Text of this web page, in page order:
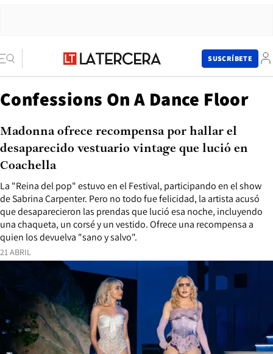
SUSCRÍBETE
Confessions On A Dance Floor
21 ABRIL
La "Reina del pop" estuvo en el Festival, participando en el show
de Sabrina Carpenter. Pero no todo fue felicidad, la artista acusó
que desaparecieron las prendas que lució esa noche, incluyendo
una chaqueta, un corsé y un vestido. Ofrece una recompensa a
quien los devuelva "sano y salvo".
Madonna ofrece recompensa por hallar el
desaparecido vestuario vintage que lució en
Coachella